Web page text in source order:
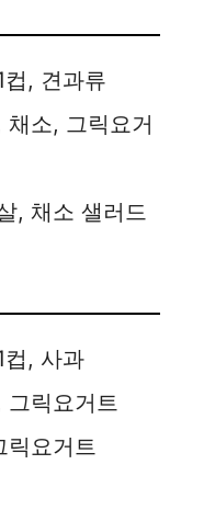
, 견과류
소, 그릭요거
, 채소 샐러드
컵, 사과
그릭요거트
릭요거트